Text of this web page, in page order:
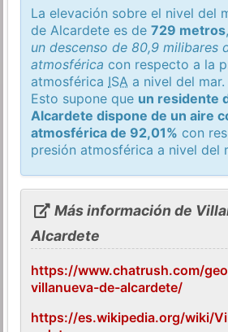
La elevación sobre el nivel del
de Alcardete es de729 metros
un descenso de 80,9 milibares
atmosférica con respecto a la
atmosférica ISA a nivel del mar.
Esto supone que un residente
Alcardete dispone de un aire
atmosférica de 92,01% con
presión atmosférica a nivel del
Más información de
Alcardete
https://www.chatrush.com/
villanueva-de-alcardete/
https://es.wikipedia.org/wiki/